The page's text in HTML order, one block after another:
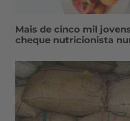
Mais de cinco mil
cheque nutricionista